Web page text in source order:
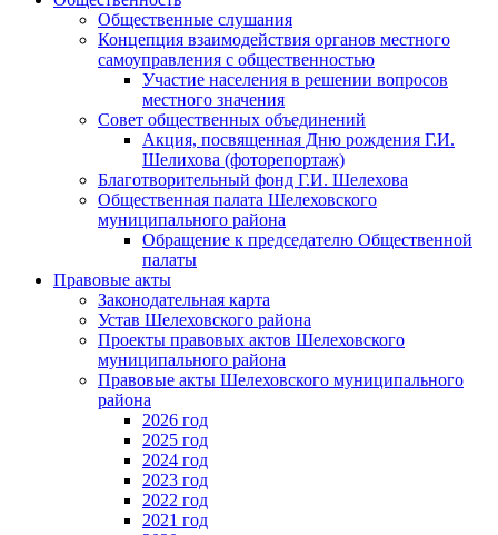
Общественные слушания
Концепция взаимодействия органов местного
самоуправления с общественностью
Участие населения в решении вопросов
местного значения
Совет общественных объединений
Акция, посвященная Дню рождения Г.И.
Шелихова (фоторепортаж)
Благотворительный фонд Г.И. Шелехова
Общественная палата Шелеховского
муниципального района
Обращение к председателю Общественной
палаты
Правовые акты
Законодательная карта
Устав Шелеховского района
Проекты правовых актов Шелеховского
муниципального района
Правовые акты Шелеховского муниципального
района
2026 год
2025 год
2024 год
2023 год
2022 год
2021 год